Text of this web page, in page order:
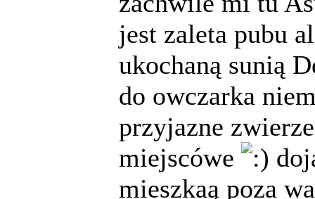
jest zaleta pubu
ukochaną sunią
do owczarka
przyjazne
miejscówe
mieszkaą poza